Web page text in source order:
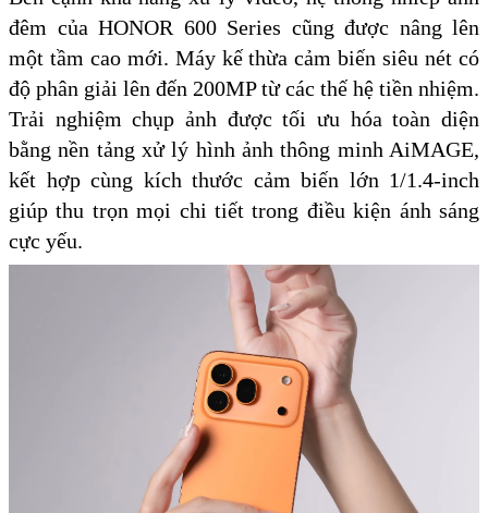
đêm của HONOR 600 Series cũng được nâng lên
một tầm cao mới. Máy kế thừa cảm biến siêu nét có
độ phân giải lên đến 200MP từ các thế hệ tiền nhiệm.
Trải nghiệm chụp ảnh được tối ưu hóa toàn diện
bằng nền tảng xử lý hình ảnh thông minh AiMAGE,
kết hợp cùng kích thước cảm biến lớn 1/1.4-inch
giúp thu trọn mọi chi tiết trong điều kiện ánh sáng
cực yếu.